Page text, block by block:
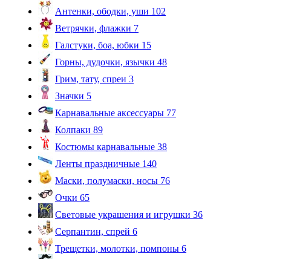
Антенки, ободки, уши 102
Ветрячки, флажки 7
Галстуки, боа, юбки 15
Горны, дудочки, язычки 48
Грим, тату, спреи 3
Значки 5
Карнавальные аксессуары 77
Колпаки 89
Костюмы карнавальные 38
Ленты праздничные 140
Маски, полумаски, носы 76
Очки 65
Световые украшения и игрушки 36
Серпантин, спрей 6
Трещетки, молотки, помпоны 6